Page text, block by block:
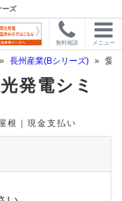
ーズ
無料相談 メニュー
» 長州産業(Bシリーズ) » 愛
発電シミ
根｜現金支払い